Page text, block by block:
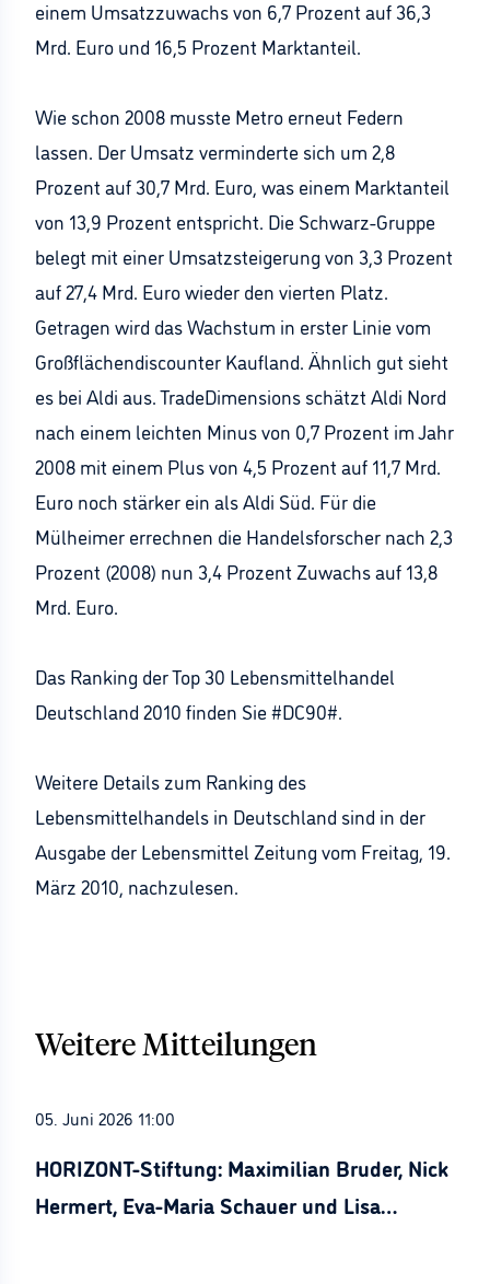
einem Umsatzzuwachs von 6,7 Prozent auf 36,3
Mrd. Euro und 16,5 Prozent Marktanteil.
Wie schon 2008 musste Metro erneut Federn
lassen. Der Umsatz verminderte sich um 2,8
Prozent auf 30,7 Mrd. Euro, was einem Marktanteil
von 13,9 Prozent entspricht. Die Schwarz-Gruppe
belegt mit einer Umsatzsteigerung von 3,3 Prozent
auf 27,4 Mrd. Euro wieder den vierten Platz.
Getragen wird das Wachstum in erster Linie vom
Großflächendiscounter Kaufland. Ähnlich gut sieht
es bei Aldi aus. TradeDimensions schätzt Aldi Nord
nach einem leichten Minus von 0,7 Prozent im Jahr
2008 mit einem Plus von 4,5 Prozent auf 11,7 Mrd.
Euro noch stärker ein als Aldi Süd. Für die
Mülheimer errechnen die Handelsforscher nach 2,3
Prozent (2008) nun 3,4 Prozent Zuwachs auf 13,8
Mrd. Euro.
Das Ranking der Top 30 Lebensmittelhandel
Deutschland 2010 finden Sie #DC90#.
Weitere Details zum Ranking des
Lebensmittelhandels in Deutschland sind in der
Ausgabe der Lebensmittel Zeitung vom Freitag, 19.
März 2010, nachzulesen.
Weitere Mitteilungen
05. Juni 2026 11:00
HORIZONT-Stiftung: Maximilian Bruder, Nick
Hermert, Eva-Maria Schauer und Lisa